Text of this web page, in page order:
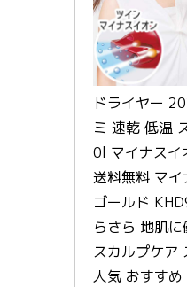
ドライヤー
ミ 速乾 低温
0l マイナスイ
送料無料 マイ
ゴールド
らさら 地肌
スカルプケア
人気 おすす